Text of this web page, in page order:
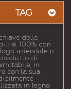
TAG
delle
al 100% con
aziendale o
di
in
con la sua
in legno